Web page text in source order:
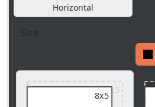
Horizontal
Size
9x5.5
8x5